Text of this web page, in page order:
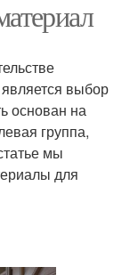
выбор
основан на
группа,
мы
для